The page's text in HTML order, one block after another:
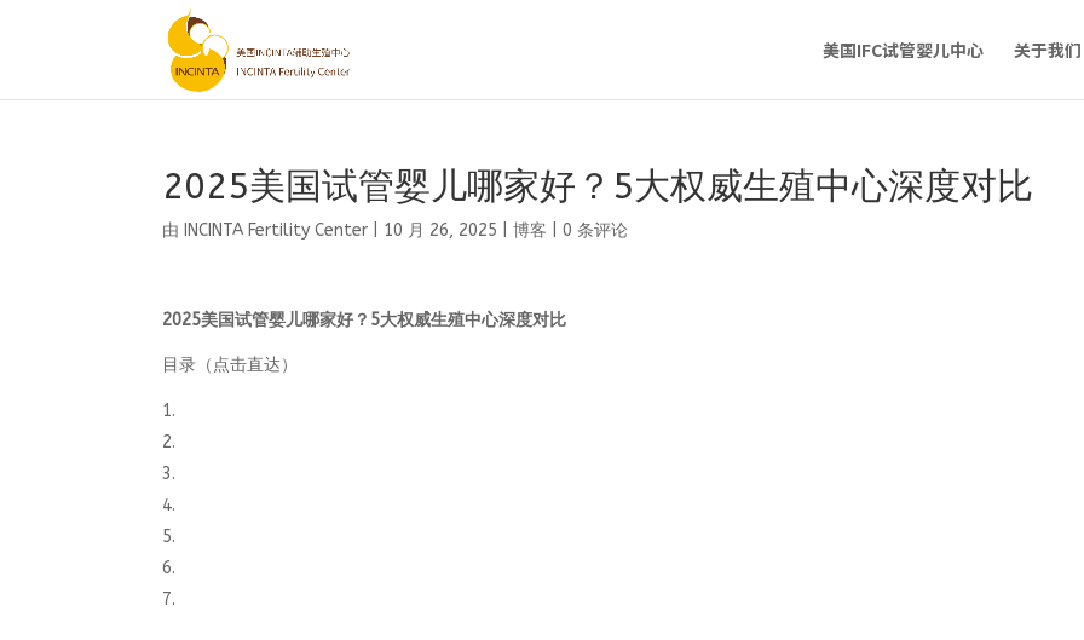
美国IFC试管婴儿中心 关于我们
2025美国试管婴儿哪家好？5大权威生殖中心深度对比
由 INCINTA Fertility Center 10 月 26, 2025 |博客 |0 条评论
2025美国试管婴儿哪家好？5大权威生殖中心深度对比
目录（点击直达）